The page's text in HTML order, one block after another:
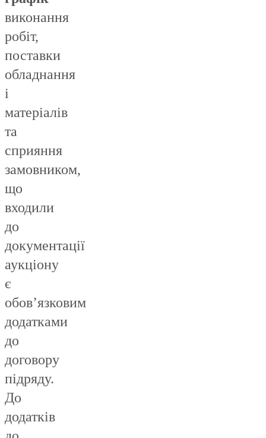
виконання
робіт,
поставки
обладнання
і
матеріалів
та
сприяння
замовником,
що
входили
до
документації
аукціону
є
обов’язковим
додатками
до
договору
підряду.
До
додатків